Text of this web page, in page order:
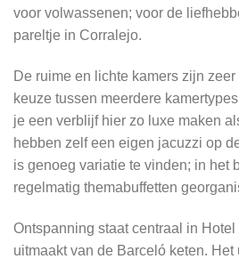
voor volwassenen; voor de
pareltje in Corralejo.
De ruime en lichte kamers zijn
keuze tussen meerdere
je een verblijf hier zo luxe maken
hebben zelf een eigen jacuzzi op
is genoeg variatie te vinden; in het
regelmatig themabuffetten
Ontspanning staat centraal in Hotel
uitmaakt van de Barceló keten. Het